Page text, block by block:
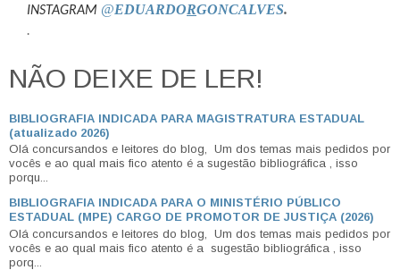
INSTAGRAM @EDUARDORGONCALVES.
.
NÃO DEIXE DE LER!
BIBLIOGRAFIA INDICADA PARA MAGISTRATURA ESTADUAL
(atualizado 2026)
Olá concursandos e leitores do blog, Um dos temas mais pedidos por
vocês e ao qual mais fico atento é a sugestão bibliográfica , isso
porqu...
BIBLIOGRAFIA INDICADA PARA O MINISTÉRIO PÚBLICO
ESTADUAL (MPE) CARGO DE PROMOTOR DE JUSTIÇA (2026)
Olá concursandos e leitores do blog, Um dos temas mais pedidos por
vocês e ao qual mais fico atento é a sugestão bibliográfica , isso
porq...